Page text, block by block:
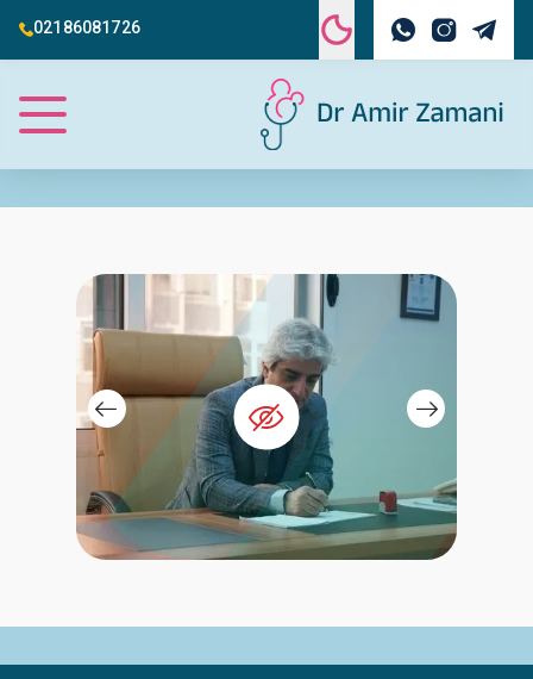
02186081726